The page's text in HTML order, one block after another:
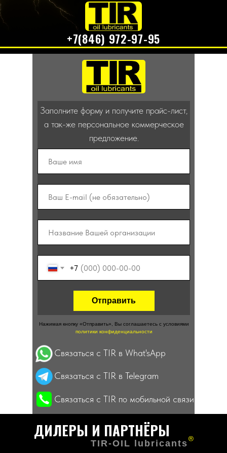
+7(846) 972-97-95
Каталог
- звоните
ГЛАВНАЯ
ГДЕ КУПИТЬ? / КОНТАКТЫ
ДОКУМЕНТЫ
ТАБЛИЦА АНАЛОГОВ
+7
Отправить
Связаться с TIR в What'sApp
Связаться с TIR в Telegram
Связаться с TIR по мобильной связи
Заполните форму и получите прайс-лист,
а так-же персональное коммерческое
предложение.
Нажимая кнопку «Отправить», Вы соглашаетесь c условиями
политики конфиденциальности
ДИЛЕРЫ И ПАРТНЁРЫ
TIR-OIL lubricants®